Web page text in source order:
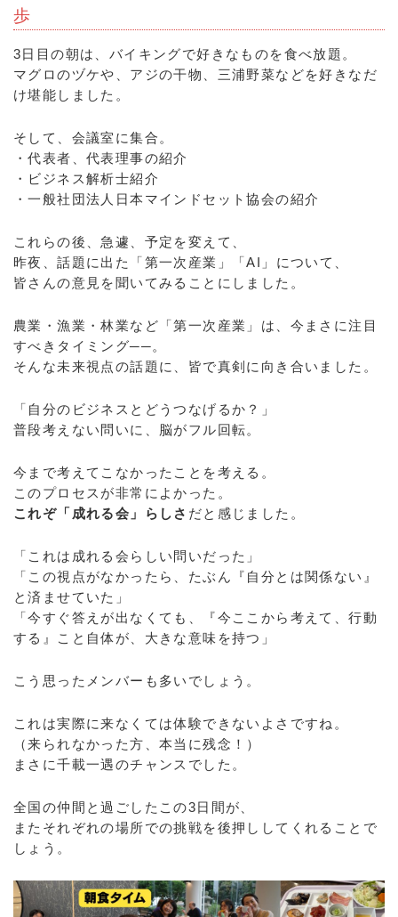
歩
3日目の朝は、バイキングで好きなものを食べ放題。
マグロのヅケや、アジの干物、三浦野菜などを好きなだ
け堪能しました。
そして、会議室に集合。
・代表者、代表理事の紹介
・ビジネス解析士紹介
・一般社団法人日本マインドセット協会の紹介
これらの後、急遽、予定を変えて、
昨夜、話題に出た「第一次産業」「AI」について、
皆さんの意見を聞いてみることにしました。
農業・漁業・林業など「第一次産業」は、今まさに注目
すべきタイミング──。
そんな未来視点の話題に、皆で真剣に向き合いました。
「自分のビジネスとどうつなげるか？」
普段考えない問いに、脳がフル回転。
今まで考えてこなかったことを考える。
このプロセスが非常によかった。
これぞ「成れる会」らしさ だと感じました。
「これは成れる会らしい問いだった」
「この視点がなかったら、たぶん『自分とは関係ない』
と済ませていた」
「今すぐ答えが出なくても、『今ここから考えて、行動
する』こと自体が、大きな意味を持つ」
こう思ったメンバーも多いでしょう。
これは実際に来なくては体験できないよさですね。
（来られなかった方、本当に残念！）
まさに千載一遇のチャンスでした。
全国の仲間と過ごしたこの3日間が、
またそれぞれの場所での挑戦を後押ししてくれることで
しょう。